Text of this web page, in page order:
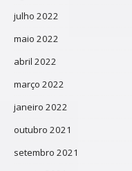
julho 2022
maio 2022
abril 2022
março 2022
janeiro 2022
outubro 2021
setembro 2021